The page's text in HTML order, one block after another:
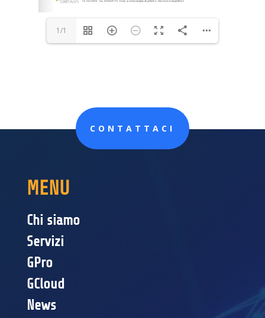
1/1
CONTATTACI
MENU
Chi siamo
Servizi
GPro
GCloud
News